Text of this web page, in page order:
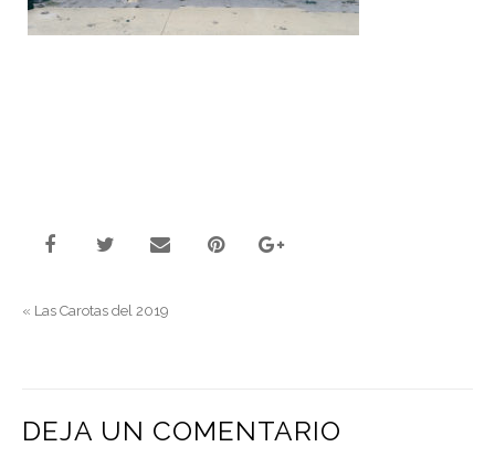
« Las Carotas del 2019
DEJA UN COMENTARIO